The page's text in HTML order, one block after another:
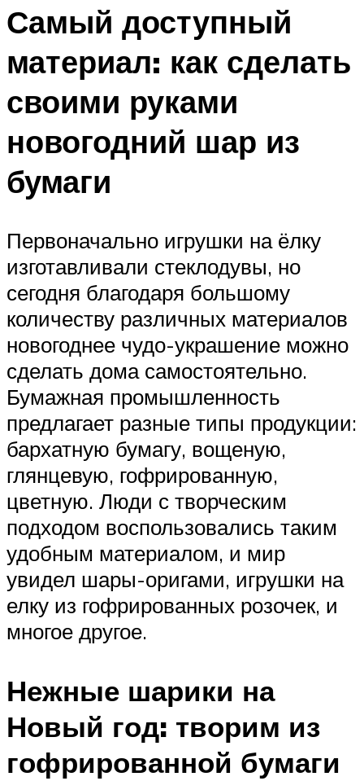
Самый доступный
материал: как сделать
своими руками
новогодний шар из
бумаги
Первоначально игрушки на ёлку
изготавливали стеклодувы, но
сегодня благодаря большому
количеству различных материалов
новогоднее чудо-украшение можно
сделать дома самостоятельно.
Бумажная промышленность
предлагает разные типы продукции:
бархатную бумагу, вощеную,
глянцевую, гофрированную,
цветную. Люди с творческим
подходом воспользовались таким
удобным материалом, и мир
увидел шары-оригами, игрушки на
елку из гофрированных розочек, и
многое другое.
Нежные шарики на
Новый год: творим из
гофрированной бумаги